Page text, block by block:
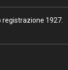
registrazione 1927.